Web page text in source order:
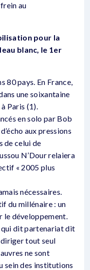
au
pour la
blanc, le 1er
80 pays. En France,
une soixantaine
Paris (1).
en solo par Bob
aux pressions
de celui de
N’Dour relaiera
« 2005 plus
nécessaires.
du millénaire : un
le développement.
qui dit partenariat dit
tout seul
ne sont
sein des institutions